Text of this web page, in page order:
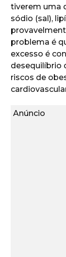
tiverem uma
sódio (sal),
problema é
excesso é
desequilíbrio
riscos de
Anúncio